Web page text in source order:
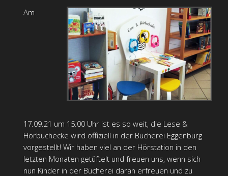
Am
17.09.21 um 15.00 Uhr ist es so weit, die Lese &
Hörbuchecke wird offiziell in der Bücherei Eggenburg
vorgestellt! Wir haben viel an der Hörstation in den
letzten Monaten getüftelt und freuen uns, wenn sich
nun Kinder in der Bücherei daran erfreuen und zu